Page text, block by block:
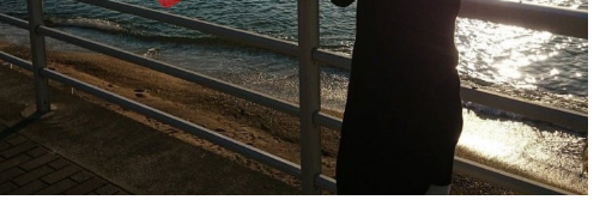
CAMPFIRE for Social Good CAMPFIRE Creation